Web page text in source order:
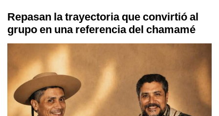
Repasan la trayectoria que convirtió al
grupo en una referencia del chamamé